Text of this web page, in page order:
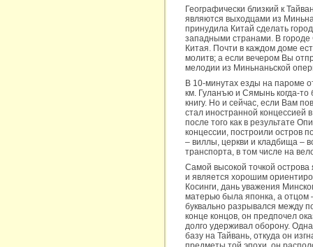
Географически близкий к
являются выходцами из
принудила Китай сделать
западными странами. В городе
Китая. Почти в каждом доме
молитв; а если вечером Вы
мелодии из Миньнаньской
В 10-минутах езды на пароме
км. Гуланъю и Сямынь когда-то
книгу. Но и сейчас, если Вам
стал иностранной концессией
после того как в результате
концессии, построили остров
– виллы, церкви и кладбища –
транспорта, в том числе на
Самой высокой точкой
и является хорошим
Косинги, дань уважения
матерью была японка, а отцом
буквально разрывался между
конце концов, он предпочел
долго удерживал оборону.
базу на Тайвань, откуда он